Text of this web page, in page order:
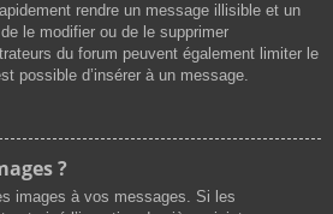
rendre un message illisible et un
le modifier ou de le supprimer
du forum peuvent également limiter le
possible d’insérer à un message.
?
images à vos messages. Si les